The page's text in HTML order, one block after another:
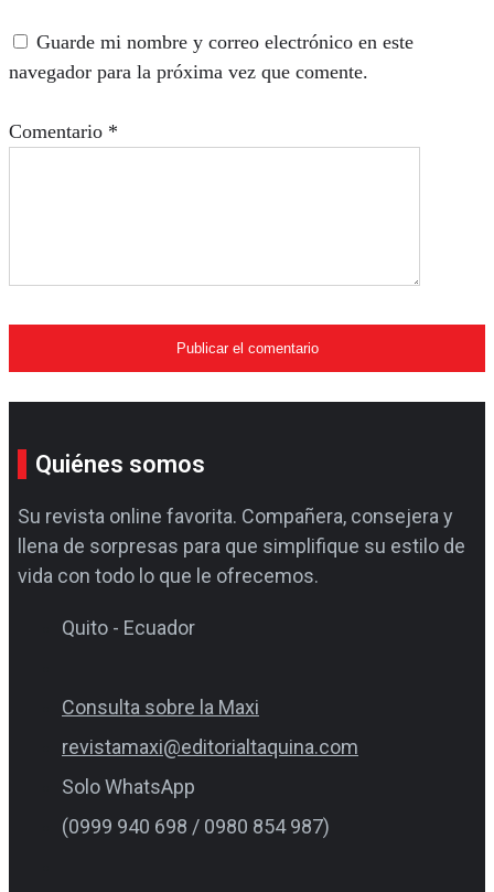
Guarde mi nombre y correo electrónico en este
navegador para la próxima vez que comente.
Comentario *
Quiénes somos
Su revista online favorita. Compañera, consejera y
llena de sorpresas para que simplifique su estilo de
vida con todo lo que le ofrecemos.
Quito - Ecuador
Consulta sobre la Maxi
revistamaxi@editorialtaquina.com
Solo WhatsApp
(0999 940 698 / 0980 854 987)